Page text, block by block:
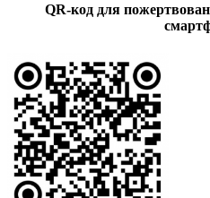
QR-код для